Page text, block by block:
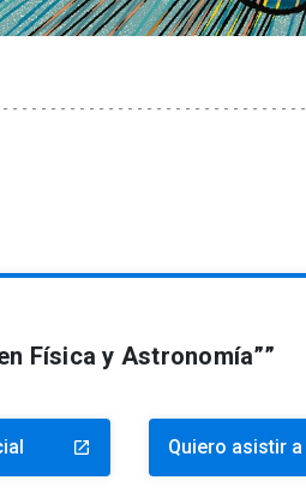
Física y Astronomía””
launch Quiero asistir